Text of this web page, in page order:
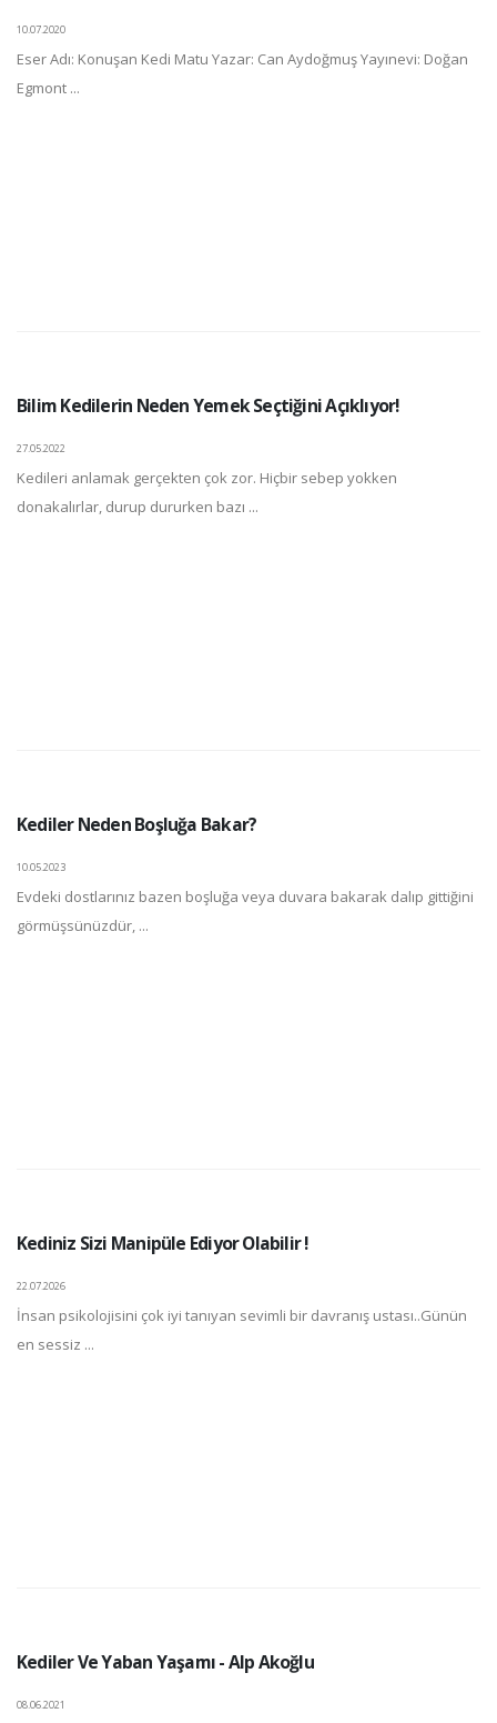
10.07.2020
Eser Adı: Konuşan Kedi Matu Yazar: Can Aydoğmuş Yayınevi: Doğan
Egmont ...
Bilim Kedilerin Neden Yemek Seçtiğini Açıklıyor!
27.05.2022
Kedileri anlamak gerçekten çok zor. Hiçbir sebep yokken
donakalırlar, durup dururken bazı ...
Kediler Neden Boşluğa Bakar?
10.05.2023
Evdeki dostlarınız bazen boşluğa veya duvara bakarak dalıp gittiğini
görmüşsünüzdür, ...
Kediniz Sizi Manipüle Ediyor Olabilir !
22.07.2026
İnsan psikolojisini çok iyi tanıyan sevimli bir davranış ustası..Günün
en sessiz ...
Kediler Ve Yaban Yaşamı - Alp Akoğlu
08.06.2021